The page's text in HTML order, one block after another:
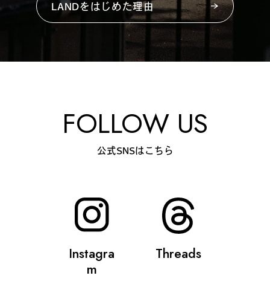
LANDをはじめた理由
FOLLOW US
公式SNSはこちら
Instagra
m
Threads